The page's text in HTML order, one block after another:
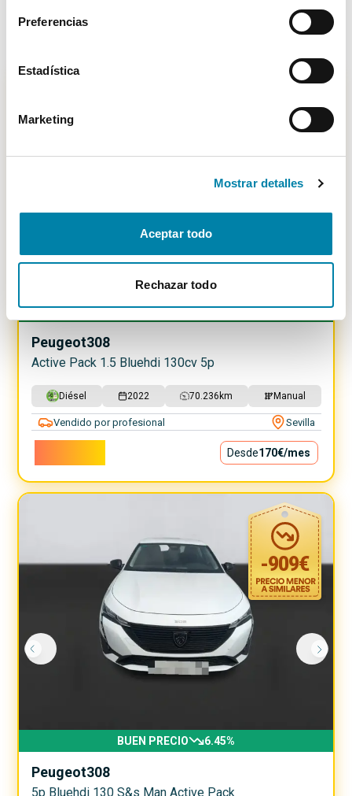
Preferencias
Estadística
Marketing
Mostrar detalles
Aceptar todo
Rechazar todo
9.500€ /mes
499€
PRECIO JUSTO 3.14%
Peugeot308
Active Pack 1.5 Bluehdi 130cv 5p
Diésel 2022 70.236 km Manual
Vendido por profesional Sevilla
Desde170€/mes
-909€
BUEN PRECIO 6.45%
Peugeot308
5p Bluehdi 130 S&s Man Active Pack